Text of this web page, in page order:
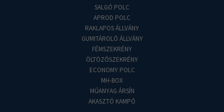
SALGÓ POLC
APROD POLC
RAKLAPOS ÁLLVÁNY
GUMITÁROLÓ ÁLLVÁNY
FÉMSZEKRÉNY
ÖLTÖZŐSZEKRÉNY
ECONOMY POLC
MH-BOX
MŰANYAG ÁRSÍN
AKASZTÓ KAMPÓ